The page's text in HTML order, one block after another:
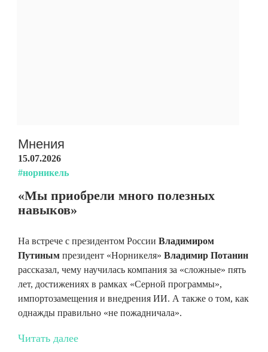
Мнения
15.07.2026
#норникель
«Мы приобрели много полезных
навыков»
На встрече с президентом России Владимиром
Путиным президент «Норникеля» Владимир Потанин
рассказал, чему научилась компания за «сложные» пять
лет, достижениях в рамках «Серной программы»,
импортозамещения и внедрения ИИ. А также о том, как
однажды правильно «не пожадничала».
Читать далее